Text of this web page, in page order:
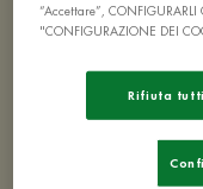
“Accettare”, CONFIGURARLI
"CONFIGURAZIONE DEI
Rifiuta tutti